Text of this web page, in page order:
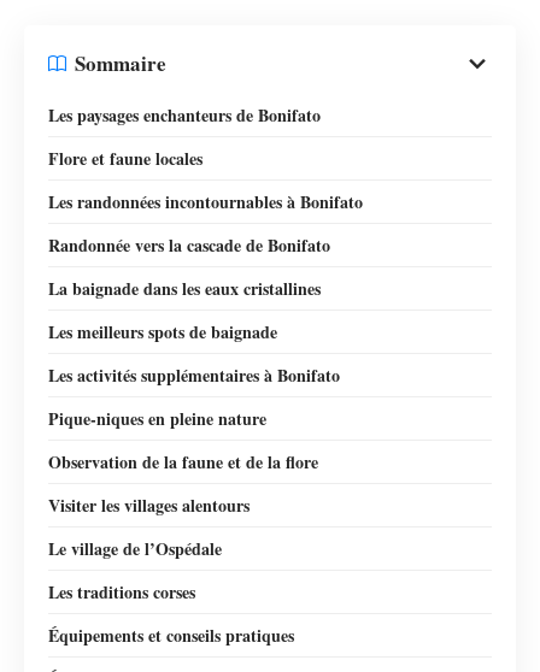
Sommaire
Les paysages enchanteurs de Bonifato
Flore et faune locales
Les randonnées incontournables à Bonifato
Randonnée vers la cascade de Bonifato
La baignade dans les eaux cristallines
Les meilleurs spots de baignade
Les activités supplémentaires à Bonifato
Pique-niques en pleine nature
Observation de la faune et de la flore
Visiter les villages alentours
Le village de l’Ospédale
Les traditions corses
Équipements et conseils pratiques